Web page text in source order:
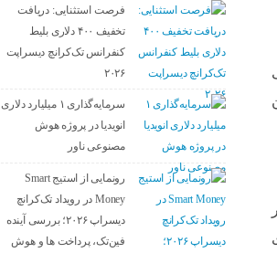
فرصت استثنایی: دریافت
تخفیف ۴۰۰ دلاری بلیط
کنفرانس تک‌کرانچ دیسراپت
۲۰۲۶
سرمایه‌گذاری ۱ میلیارد دلاری
انویدیا در پروژه هوش
مصنوعی ناور
رونمایی از استیج Smart
Money در رویداد تک‌کرانچ
دیسراپ ۲۰۲۶؛ بررسی آینده
فین‌تک، پرداخت‌ ها و هوش